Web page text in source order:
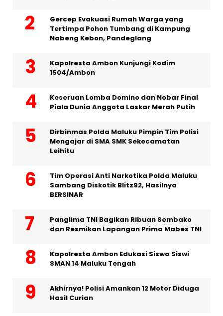
Gercep Evakuasi Rumah Warga yang
Tertimpa Pohon Tumbang di Kampung
Nabeng Kebon, Pandeglang
Kapolresta Ambon Kunjungi Kodim
1504/Ambon
Keseruan Lomba Domino dan Nobar Final
Piala Dunia Anggota Laskar Merah Putih
Dirbinmas Polda Maluku Pimpin Tim Polisi
Mengajar di SMA SMK Sekecamatan
Leihitu
Tim Operasi Anti Narkotika Polda Maluku
Sambang Diskotik Blitz92, Hasilnya
BERSINAR
Panglima TNI Bagikan Ribuan Sembako
dan Resmikan Lapangan Prima Mabes TNI
Kapolresta Ambon Edukasi Siswa Siswi
SMAN 14 Maluku Tengah
Akhirnya! Polisi Amankan 12 Motor Diduga
Hasil Curian